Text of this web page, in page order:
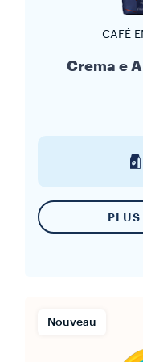
CAFÉ
Crema e
PLUS
Nouveau